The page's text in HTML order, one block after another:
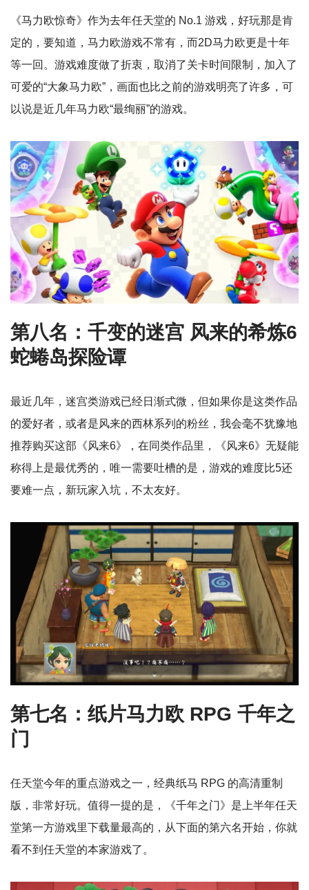
《马力欧惊奇》作为去年任天堂的 No.1 游戏，好玩那是肯
定的，要知道，马力欧游戏不常有，而2D马力欧更是十年
等一回。游戏难度做了折衷，取消了关卡时间限制，加入了
可爱的“大象马力欧”，画面也比之前的游戏明亮了许多，可
以说是近几年马力欧“最绚丽”的游戏。
第八名：千变的迷宫 风来的希炼6
蛇蜷岛探险谭
最近几年，迷宫类游戏已经日渐式微，但如果你是这类作品
的爱好者，或者是风来的西林系列的粉丝，我会毫不犹豫地
推荐购买这部《风来6》，在同类作品里，《风来6》无疑能
称得上是最优秀的，唯一需要吐槽的是，游戏的难度比5还
要难一点，新玩家入坑，不太友好。
第七名：纸片马力欧 RPG 千年之
门
任天堂今年的重点游戏之一，经典纸马 RPG 的高清重制
版，非常好玩。值得一提的是，《千年之门》是上半年任天
堂第一方游戏里下载量最高的，从下面的第六名开始，你就
看不到任天堂的本家游戏了。